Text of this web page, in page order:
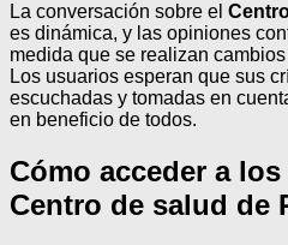
La conversación sobre el
es dinámica, y las opiniones
medida que se realizan
Los usuarios esperan que sus
escuchadas y tomadas en
en beneficio de todos.
Cómo acceder a
Centro de salud de